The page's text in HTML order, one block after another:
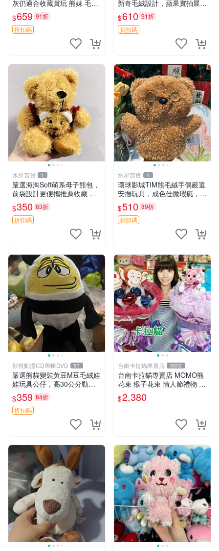
灰仍適合收藏賞玩 熊妹 毛絨
玩具 浮雕熊
$659 91折
折扣碼
新奇毛絨設計，蘋果實拍展
示，成色極佳 晚安香薰 馮娃
娃 毛絨玩偶
$610 91折
折扣碼
水星百貨 1
嚴選海淘Soft萌系母子熊包，
前袋設計更便攜推薦收藏 母
子熊 軟綿綿 包包
$350 83折
折扣碼
水星百貨 1
環球影城TIM熊毛絨手偶嚴選
安撫玩具，成色佳微瑕疵，贈
小禮物超值優惠 TIM熊 毛絨
手偶 安撫 toy 嚴選
$510 89折
折扣碼
影視動漫CD專輯DVD 57
嚴選熊貓變裝黃豆M豆毛絨娃
娃玩具公仔，高30公分動漫
周邊 熊貓 變裝 公仔
$359 84折
折扣碼
台南卡拉貓專賣店 5902
台南卡拉貓專賣店 MOMO熊
花束 猴子花束 情人節禮物 二
選一 可繡字 可今天寄明天到
$2,380